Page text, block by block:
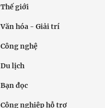
Thế giới
Văn hóa - Giải trí
Công nghệ
Du lịch
Bạn đọc
Công nghiệp hỗ trợ